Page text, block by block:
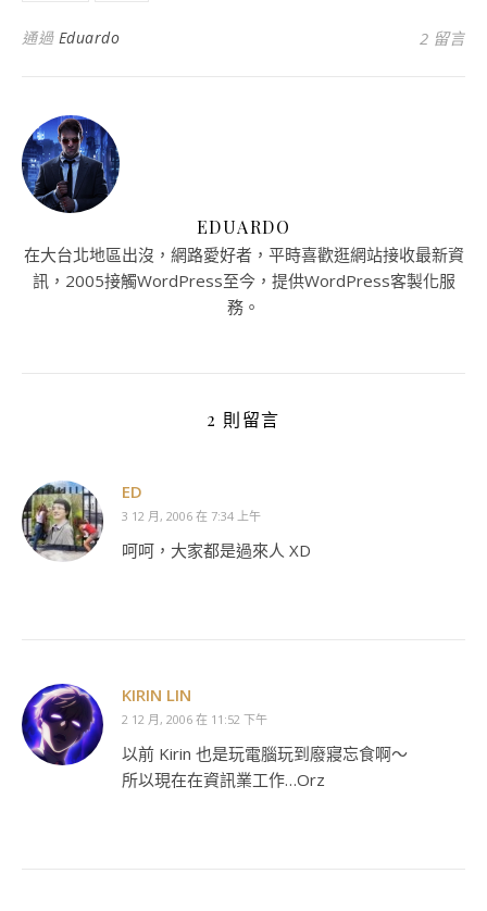
通過 Eduardo 2 留言
EDUARDO
在大台北地區出沒，網路愛好者，平時喜歡逛網站接收最新資
訊，2005接觸WordPress至今，提供WordPress客製化服
務。
2 則留言
ED
3 12 月, 2006 在 7:34 上午
呵呵，大家都是過來人 XD
KIRIN LIN
2 12 月, 2006 在 11:52 下午
以前 Kirin 也是玩電腦玩到廢寢忘食啊～
所以現在在資訊業工作…Orz